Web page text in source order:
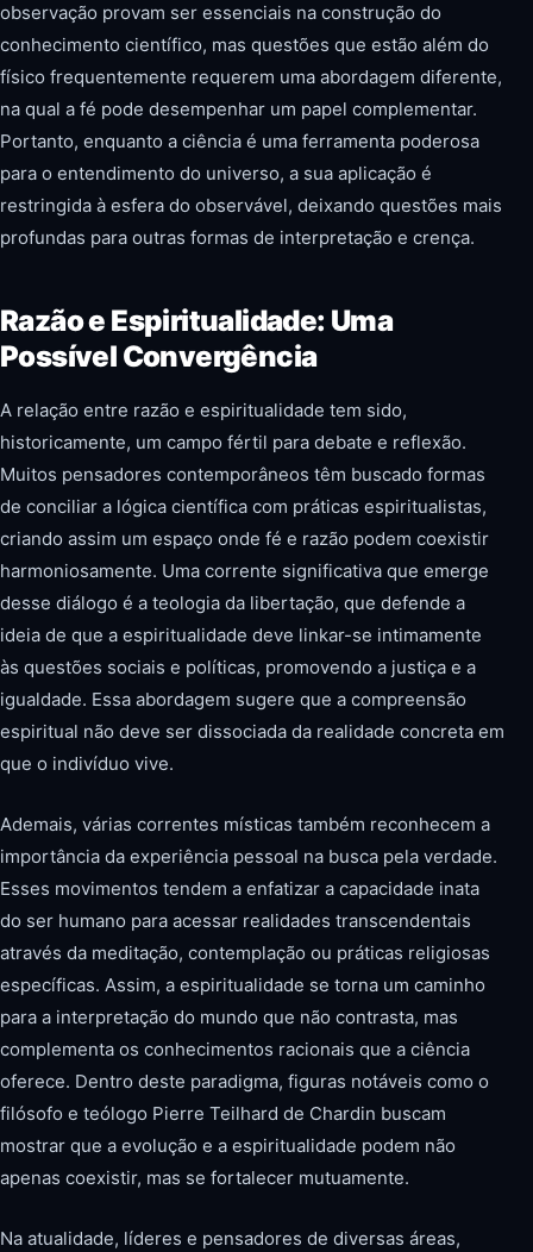
observação provam ser essenciais na construção do
conhecimento científico, mas questões que estão além do
físico frequentemente requerem uma abordagem diferente,
na qual a fé pode desempenhar um papel complementar.
Portanto, enquanto a ciência é uma ferramenta poderosa
para o entendimento do universo, a sua aplicação é
restringida à esfera do observável, deixando questões mais
profundas para outras formas de interpretação e crença.
Razão e Espiritualidade: Uma
Possível Convergência
A relação entre razão e espiritualidade tem sido,
historicamente, um campo fértil para debate e reflexão.
Muitos pensadores contemporâneos têm buscado formas
de conciliar a lógica científica com práticas espiritualistas,
criando assim um espaço onde fé e razão podem coexistir
harmoniosamente. Uma corrente significativa que emerge
desse diálogo é a teologia da libertação, que defende a
ideia de que a espiritualidade deve linkar-se intimamente
às questões sociais e políticas, promovendo a justiça e a
igualdade. Essa abordagem sugere que a compreensão
espiritual não deve ser dissociada da realidade concreta em
que o indivíduo vive.
Ademais, várias correntes místicas também reconhecem a
importância da experiência pessoal na busca pela verdade.
Esses movimentos tendem a enfatizar a capacidade inata
do ser humano para acessar realidades transcendentais
através da meditação, contemplação ou práticas religiosas
específicas. Assim, a espiritualidade se torna um caminho
para a interpretação do mundo que não contrasta, mas
complementa os conhecimentos racionais que a ciência
oferece. Dentro deste paradigma, figuras notáveis como o
filósofo e teólogo Pierre Teilhard de Chardin buscam
mostrar que a evolução e a espiritualidade podem não
apenas coexistir, mas se fortalecer mutuamente.
Na atualidade, líderes e pensadores de diversas áreas,